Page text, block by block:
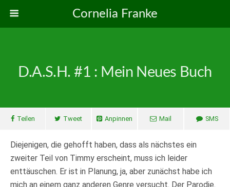
Cornelia Franke
D.A.S.H. #1 : Mein Neues Buch
Teilen Tweet Anpinnen Mail SMS
Diejenigen, die gehofft haben, dass als nächstes ein
zweiter Teil von Timmy erscheint, muss ich leider
enttäuschen. Er ist in Planung, ja, aber zunächst habe ich
mich an einem ganz anderen Genre versucht. Der Parodie.